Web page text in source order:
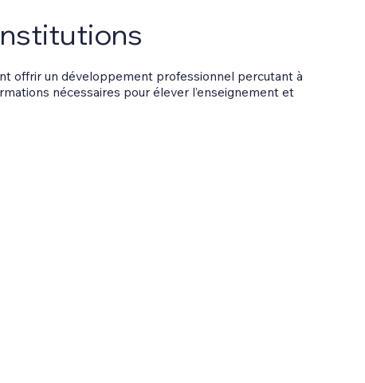
offrir un développement professionnel percutant à
nécessaires pour élever l’enseignement et